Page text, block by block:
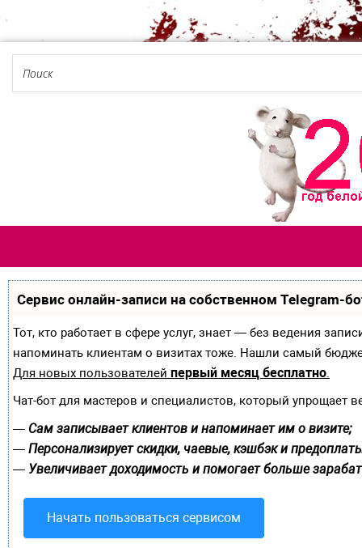
Сервис онлайн-записи на собственном Telegram-
Тот, кто работает в сфере услуг, знает — без ведения
напоминать клиентам о визитах тоже. Нашли самый
Для новых пользователей первый месяц бесплатно.
Чат-бот для мастеров и специалистов, который упрощает
— Сам записывает клиентов и напоминает им о визите;
— Персонализирует скидки, чаевые, кэшбэк и
— Увеличивает доходимость и помогает больше
Начать пользоваться сервисом